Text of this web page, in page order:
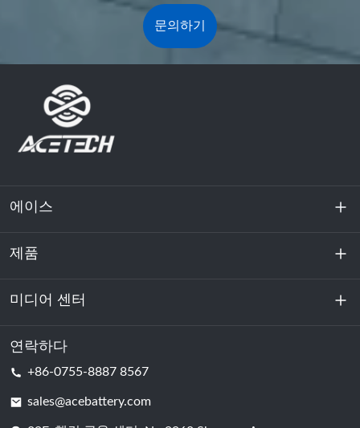
문의하기
에이스
회사 소개
지속 가능성
제품
에너지 저장
데이터센터 및 서버실
미디어 센터
소식
연락하다
+86-0755-8887 8567
sales@acebattery.com